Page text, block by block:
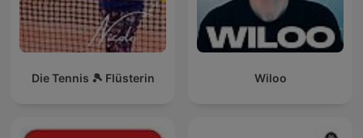
Die Tennis 🎾 Flüsterin Wiloo